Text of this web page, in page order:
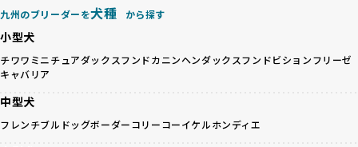
基づいた責任あるブリーディングを確保しています。
さらに、健康管理、社会性の育成、遺伝子検査、食事や運動
の質など、ワンちゃんの心身に配慮した飼育環境が整ってい
るかを評価する12項目の総合基準を設けています。これによ
り、より高い基準をクリアしたブリーダーだけを厳選してい
ます。
良ブリーダーのみが登録されています。
待する理想と現実が大きく異なることも少なくありません。
健康と性格を次世代に引き継ぐために、ミックス犬の繁殖を
避けます。無計画な交配がもたらすリスクを理解し、飼い主
への十分な説明とアフターフォローを確保できる範囲での繁
殖を徹底しているのです。
一方、営利優先ブリーダーは流行や需要に応じて安易にミッ
クス犬を繁殖し、健康管理や飼い主への配慮が不十分なこと
が多く見受けられます。場合によっては、チワワ×ハスキー
九州のブリーダーを犬種 から探す
小型犬
チワワ ミニチュアダックスフンドカニンヘンダックスフンドビションフリーゼ
キャバリア
中型犬
フレンチブルドッグボーダーコリーコーイケルホンディエ